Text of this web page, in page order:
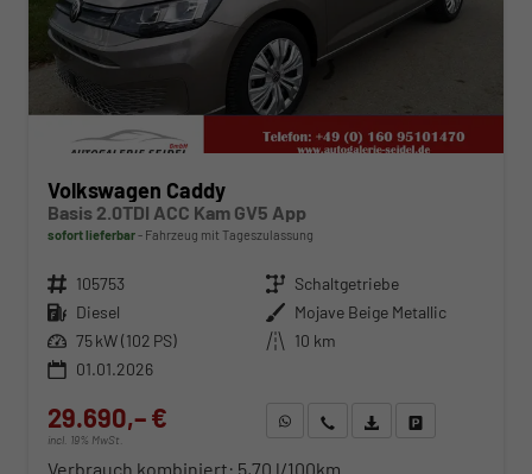
Volkswagen Caddy
Basis 2.0TDI ACC Kam GV5 App
sofort lieferbar Fahrzeug mit Tageszulassung
Fahrzeugnr. 105753 Getriebe Schaltgetriebe
Kraftstoff Diesel Außenfarbe Mojave Beige Metallic
Leistung 75 kW (102 PS) Kilometerstand 10 km
01.01.2026
29.690,– €
incl. 19% MwSt.
WhatsApp anfragen
Wir rufen Sie anFahrzeugexposé (PDF)
Verbrauch kombiniert: 5,70 l/100km